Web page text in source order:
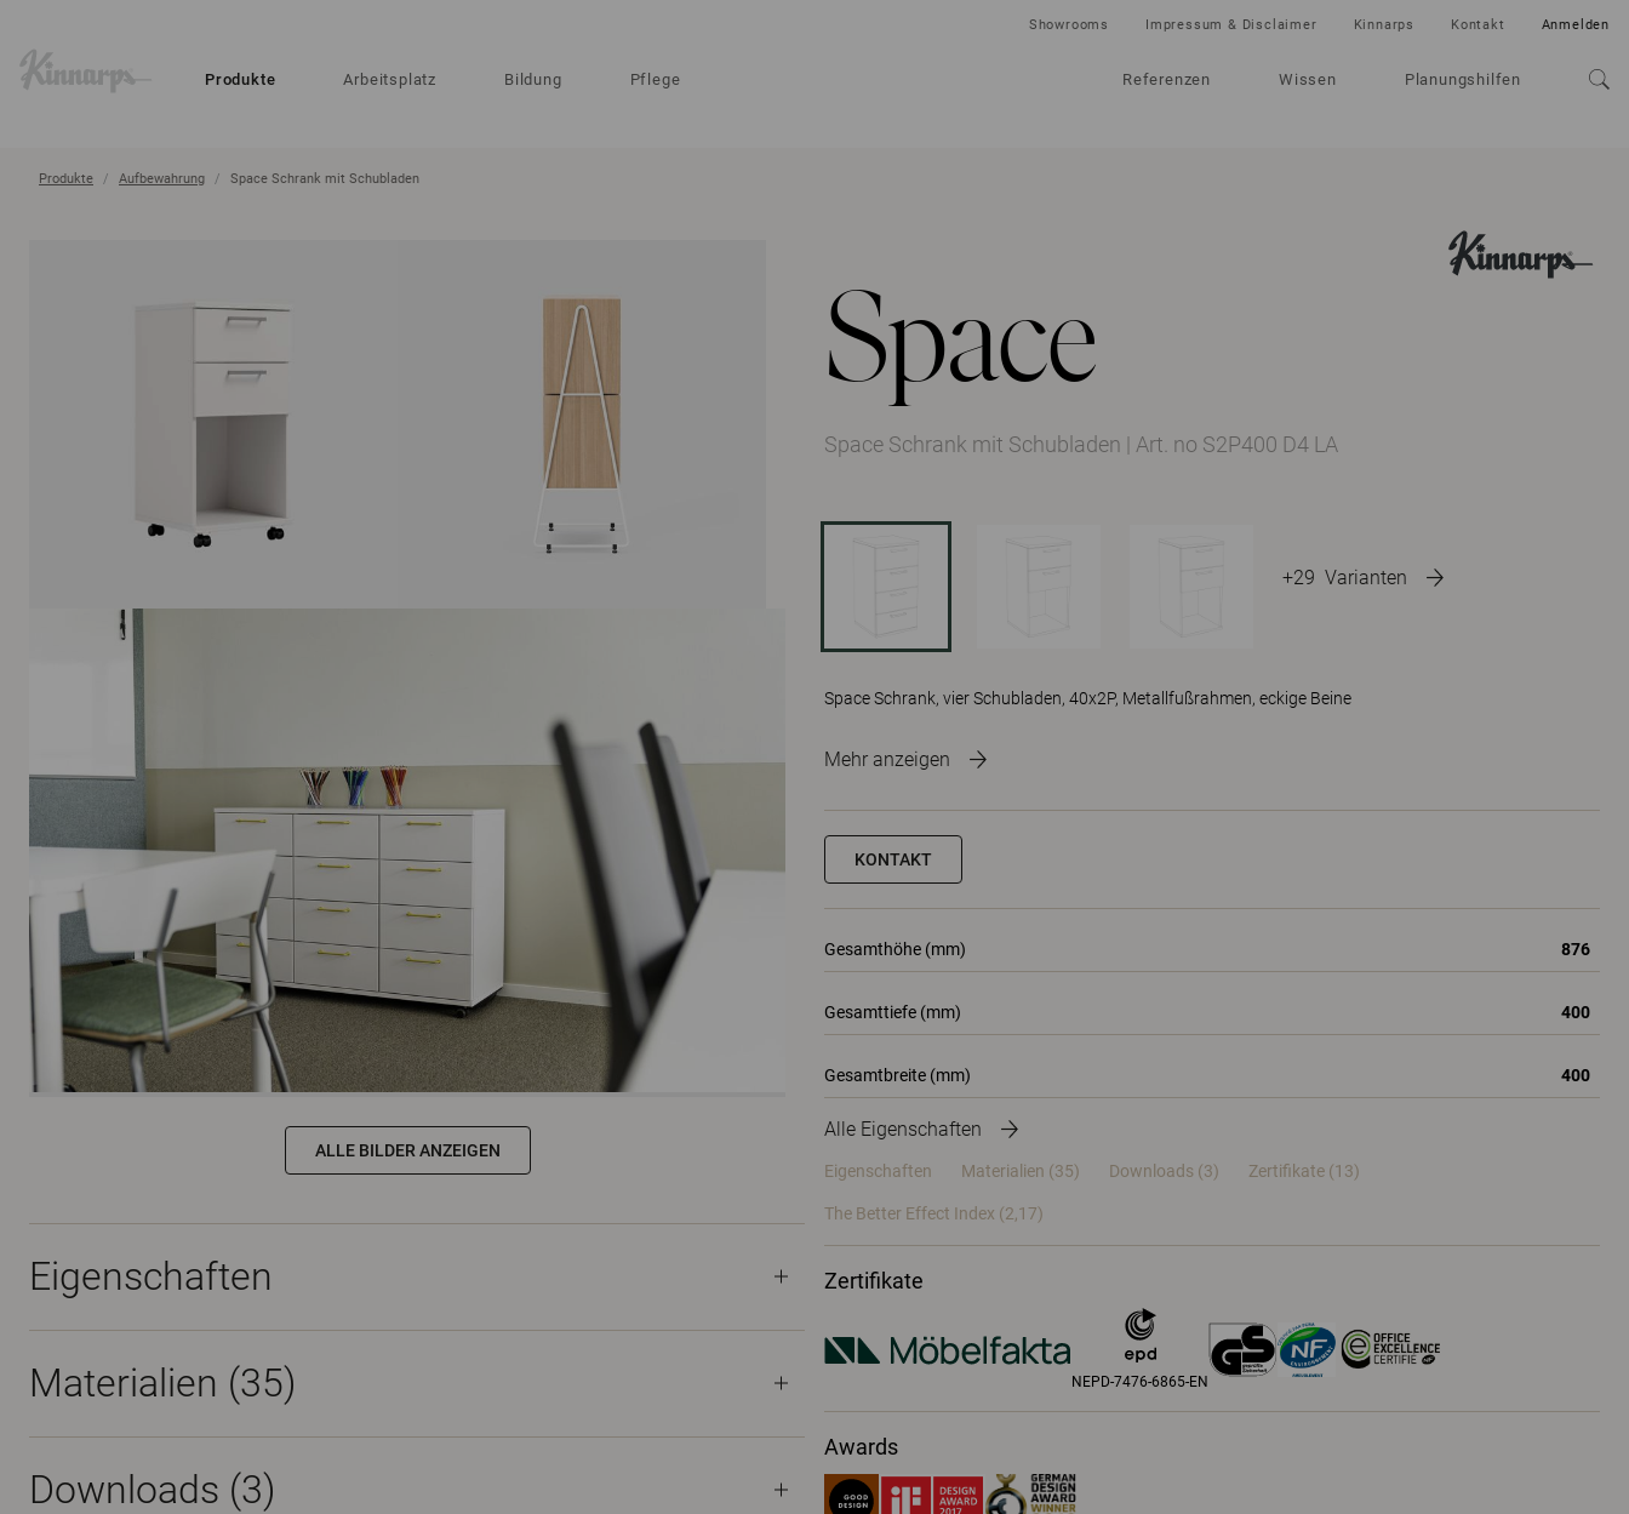
Produkte Arbeitsplatz Bildung Pflege Referenzen Wissen Planungshilfen
Showrooms Impressum & Disclaimer Kinnarps Kontakt Anmelden
Produkte Aufbewahrung Space Schrank mit Schubladen
Space
+29 Varianten
Space Schrank mit Schubladen | Art. no S2P400 D4 LA
Space Schrank, vier Schubladen, 40x2P, Metallfußrahmen, eckige Beine
Mehr anzeigen
KONTAKT
Gesamthöhe (mm) 876
Gesamttiefe (mm) 400
Gesamtbreite (mm) 400
Alle Eigenschaften
Eigenschaften Materialien (35) Downloads (3) Zertifikate (13)
The Better Effect Index (2,17)
Zertifikate
NEPD-7476-6865-EN
Awards
ALLE BILDER ANZEIGEN
Eigenschaften
Materialien (35)
Downloads (3)